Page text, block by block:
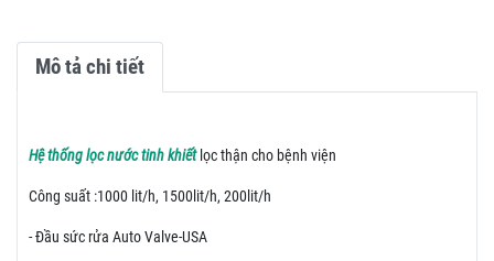
Mô tả chi tiết
Hệ thống lọc nước tinh khiếtlọc thận cho bệnh viện
Công suất :1000 lit/h, 1500lit/h, 200lit/h
- Đầu sức rửa Auto Valve-USA